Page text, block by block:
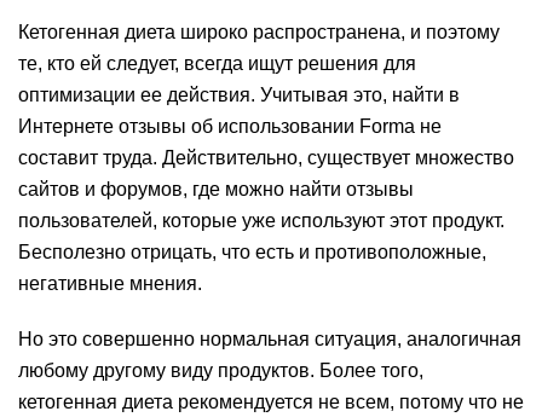
Кетогенная диета широко распространена, и поэтому
те, кто ей следует, всегда ищут решения для
оптимизации ее действия. Учитывая это, найти в
Интернете отзывы об использовании Forma не
составит труда. Действительно, существует множество
сайтов и форумов, где можно найти отзывы
пользователей, которые уже используют этот продукт.
Бесполезно отрицать, что есть и противоположные,
негативные мнения.
Но это совершенно нормальная ситуация, аналогичная
любому другому виду продуктов. Более того,
кетогенная диета рекомендуется не всем, потому что не